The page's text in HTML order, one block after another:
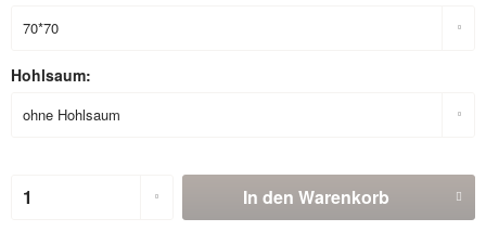
Hohlsaum:
In den Warenkorb